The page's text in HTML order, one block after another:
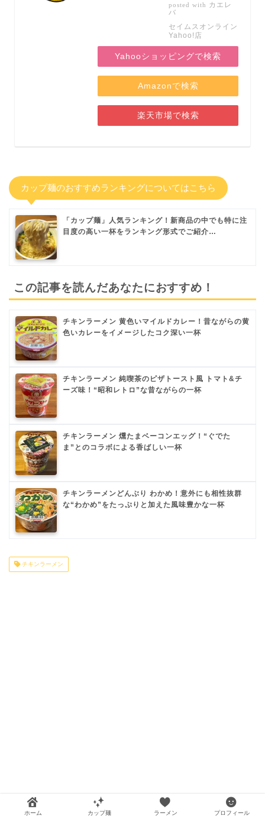
posted with カエレ
バ
セイムスオンライン
Yahoo!店
Yahooショッピングで検索
Amazonで検索
楽天市場で検索
カップ麺のおすすめランキングについてはこちら
「カップ麺」人気ランキング！新商品の中でも特に注
目度の高い一杯をランキング形式でご紹介…
この記事を読んだあなたにおすすめ！
チキンラーメン 黄色いマイルドカレー！昔ながらの黄
色いカレーをイメージしたコク深い一杯
チキンラーメン 純喫茶のピザトースト風 トマト&チ
ーズ味！“昭和レトロ”な昔ながらの一杯
チキンラーメン 燻たまベーコンエッグ！“ぐでた
ま”とのコラボによる香ばしい一杯
チキンラーメンどんぶり わかめ！意外にも相性抜群
な“わかめ”をたっぷりと加えた風味豊かな一杯
チキンラーメン
ホーム カップ麺 ラーメン プロフィール